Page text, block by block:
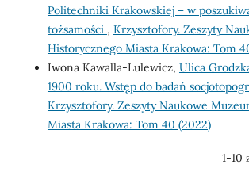
Politechniki Krakowskiej – w
tożsamości , Krzysztofory. Zeszyty
Historycznego Miasta Krakowa: Tom
Iwona Kawalla-Lulewicz, Ulica
1900 roku. Wstęp do badań
Krzysztofory. Zeszyty Naukowe
Miasta Krakowa: Tom 40 (2022)
1-10